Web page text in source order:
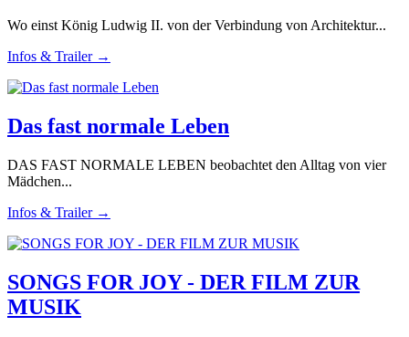
Wo einst König Ludwig II. von der Verbindung von Architektur...
Infos & Trailer →
Das fast normale Leben
DAS FAST NORMALE LEBEN beobachtet den Alltag von vier
Mädchen...
Infos & Trailer →
SONGS FOR JOY - DER FILM ZUR
MUSIK